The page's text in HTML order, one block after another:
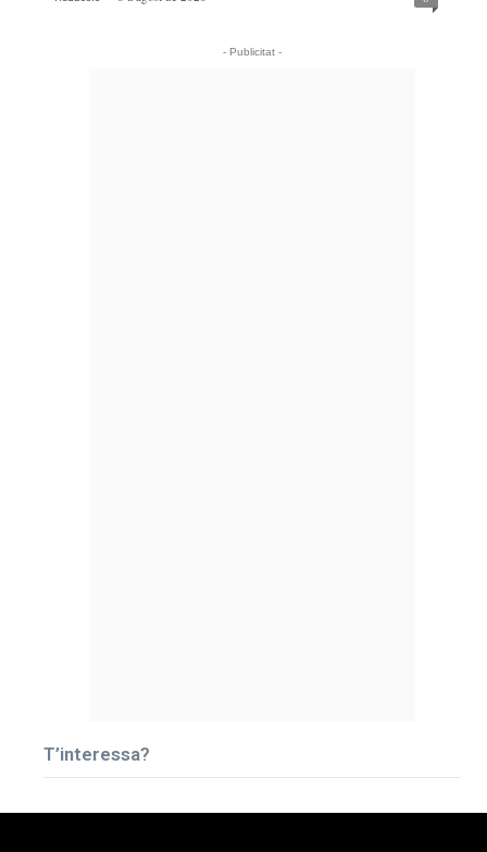
- Publicitat -
T’interessa?